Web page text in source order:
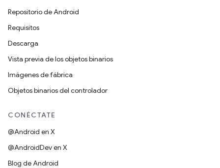
Repositorio de Android
Requisitos
Descarga
Vista previa de los objetos binarios
Imágenes de fábrica
Objetos binarios del controlador
CONÉCTATE
@Android en X
@AndroidDev en X
Blog de Android